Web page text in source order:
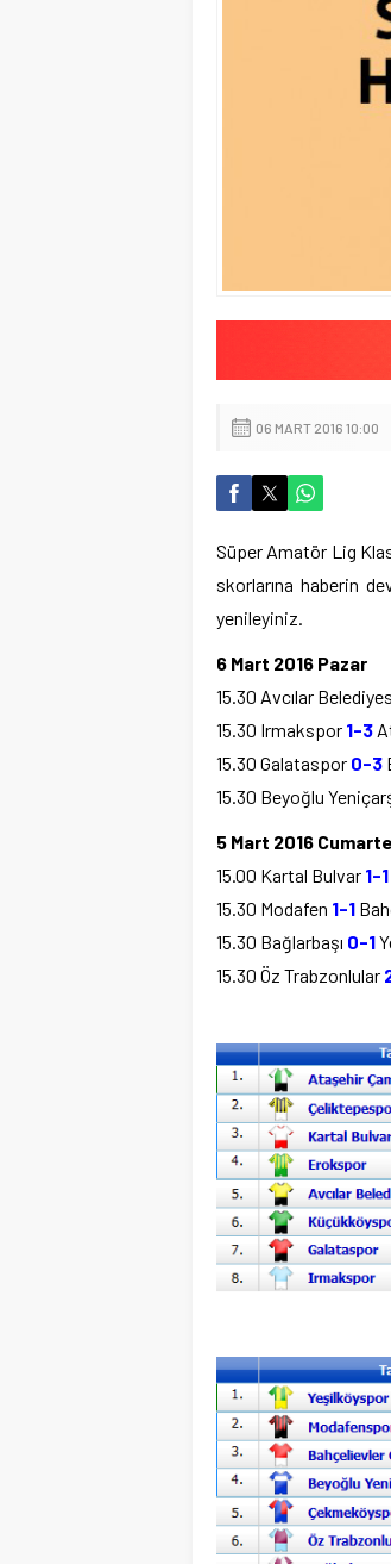
06 MART 2016 10:00
Süper Amatör Lig
skorlarına haberin
yenileyiniz.
6 Mart 2016 Pazar
15.30 Avcılar
15.30 Irmakspor 1-3
15.30 Galataspor 0-3
15.30 Beyoğlu
5 Mart 2016
15.00 Kartal Bulvar 1-1
15.30 Modafen 1-1
15.30 Bağlarbaşı 0-1
15.30 Öz Trabzonlular
A